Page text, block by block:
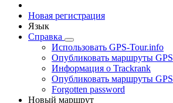
Новая регистрация
Язык
Справка
Использовать GPS-Tour.info
Опубликовать маршруты GPS
Информация о Trackrank
Опубликовать маршруты GPS
Forgotten password
Новый маршрут